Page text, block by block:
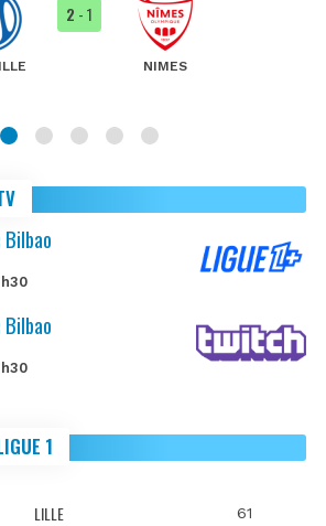
2 - 1
NIMES
1
LILLE 61